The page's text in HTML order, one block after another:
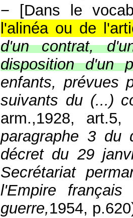
−
[Dans le
l'alinéa ou de
d'un contrat,
disposition d'un
enfants, prévues
suivants du (...)
arm.,1928, art.5,
paragraphe 3 du
décret du 29
Secrétariat
l'Empire français
guerre,1954,